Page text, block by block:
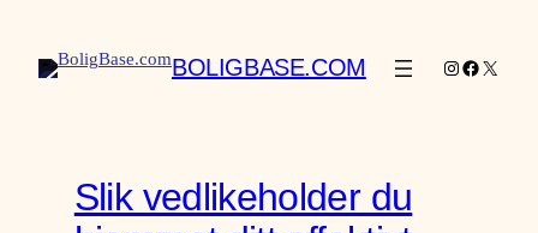
innhold
BOLIGBASE.COM Instagram
Facebook
X
Slik vedlikeholder du